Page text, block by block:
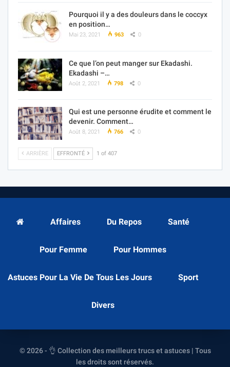
Pourquoi il y a des douleurs dans le coccyx
en position…
Mai 23, 2021 963 0
Ce que l’on peut manger sur Ekadashi.
Ekadashi –…
Août 2, 2021 798 0
Qui est une personne érudite et comment le
devenir. Comment…
Août 8, 2021 766 0
ARRIÈRE EFFRONTÉ 1 of 407
Affaires Du Repos Santé
Pour Femme Pour Hommes
Astuces Pour La Vie De Tous Les Jours Sport
Divers
© 2026 - 👌 Collection des meilleurs trucs et astuces | Tous
les droits sont réservés.